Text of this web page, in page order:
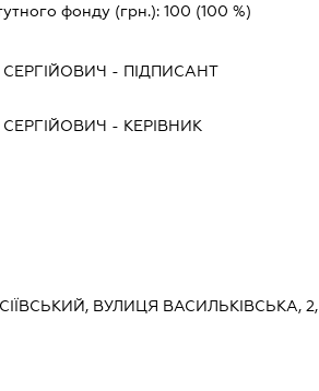
фонду (грн.):100 (100 %)
- ПІДПИСАНТ
- КЕРІВНИК
ВУЛИЦЯ ВАСИЛЬКІВСЬКА, 2,